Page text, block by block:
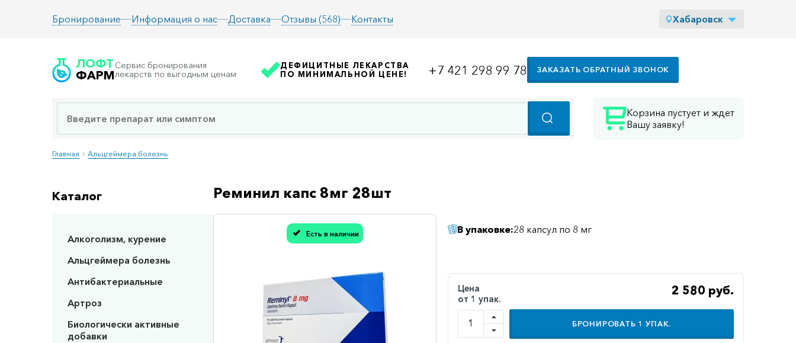
Бронирование Информация о нас Доставка Отзывы (568) Контакты Хабаровск
ЛОФТ
ФАРМ
Сервис бронирования
лекарств по выгодным ценам
Корзина пустует и ждет
Вашу заявку!
ДЕФИЦИТНЫЕ ЛЕКАРСТВА
ПО МИНИМАЛЬНОЙ ЦЕНЕ!
+7 421 298 99 78 ЗАКАЗАТЬ ОБРАТНЫЙ ЗВОНОК
Главная Альцгеймера болезнь
Каталог
Алкоголизм, курение
Альцгеймера болезнь
Антибактериальные
Артроз
Биологически активные
добавки
Реминил капс 8мг 28шт
Есть в наличии
Спасибо, мы учли Вашу оценку!
В упаковке:28 капсул по 8 мг
Цена
от 1 упак.
2 580 руб.
БРОНИРОВАТЬ 1 УПАК.